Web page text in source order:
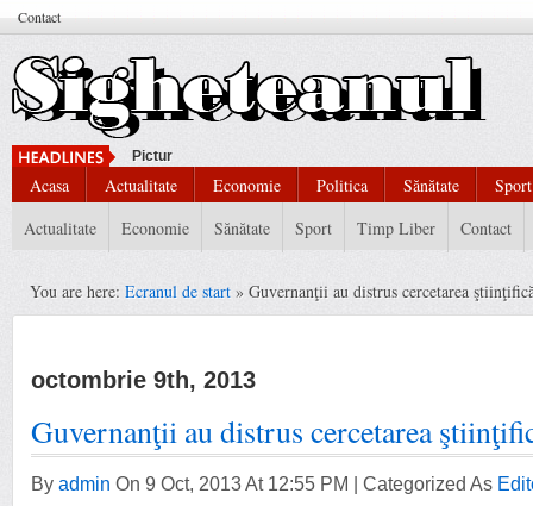
Contact
Pictură Modernă,
Acasa Actualitate Economie Politica Sănătate
Sport
Actualitate
Economie Sănătate Sport Timp Liber Contact
You are here: Ecranul de start » Guvernanţii au distrus cercetarea
octombrie 9th, 2013
Guvernanţii au distrus cercetarea
By admin On 9 Oct, 2013 At 12:55 PM | Categorized As